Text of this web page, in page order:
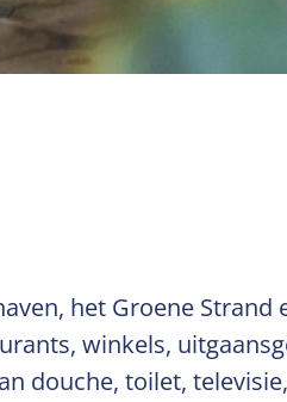
het Groene Strand
winkels,
douche, toilet,